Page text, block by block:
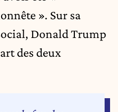
». Sur sa
Donald Trump
des deux